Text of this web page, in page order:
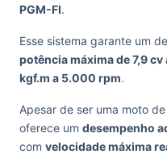
PGM-FI.
Esse sistema garante um
potência máxima de 7,9 cv
kgf.m a 5.000 rpm.
Apesar de ser uma moto
oferece um desempenho
com velocidade máxima